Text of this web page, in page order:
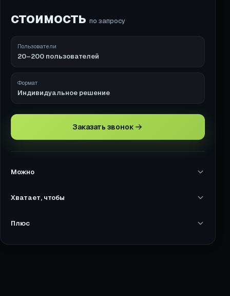
стоимость по запросу
Пользователи
20–200 пользователей
Формат
Индивидуальное решение
Заказать звонок
Можно
Хватает, чтобы
Плюс